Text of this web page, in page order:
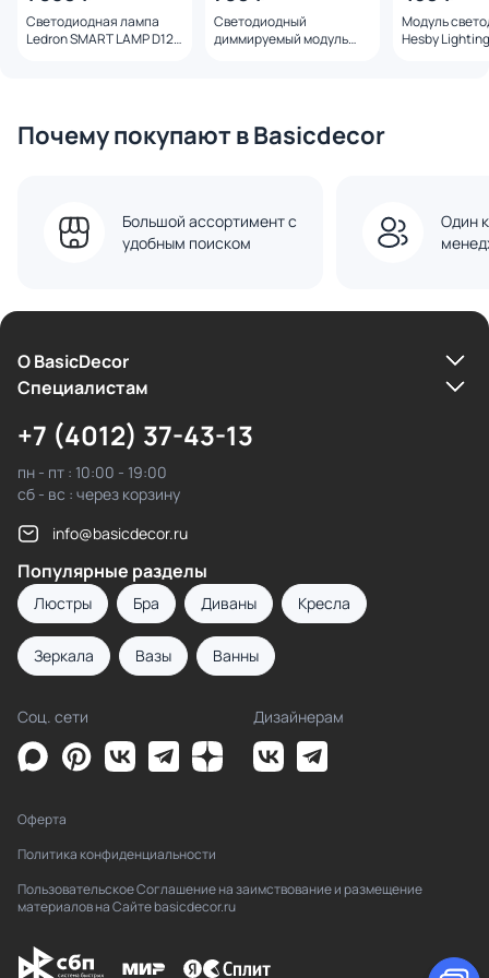
Светодиодная лампа
Ledron SMART LAMP D125
Светодиодный
диммируемый модуль
Модуль
Hesby
Почему покупают в Basicdecor
Большой ассортимент с
удобным поиском
Один
О BasicDecor
Cпециалистам
+7 (4012) 37-43-13
пн - пт : 10:00 - 19:00
сб - вс : через корзину
info@basicdecor.ru
Популярные разделы
Люстры Бра Диваны Кресла
Зеркала Вазы Ванны
Соц. сети Дизайнерам
Оферта
Политика конфиденциальности
Пользовательское Соглашение на заимствование и размещение
материалов на Сайте basicdecor.ru